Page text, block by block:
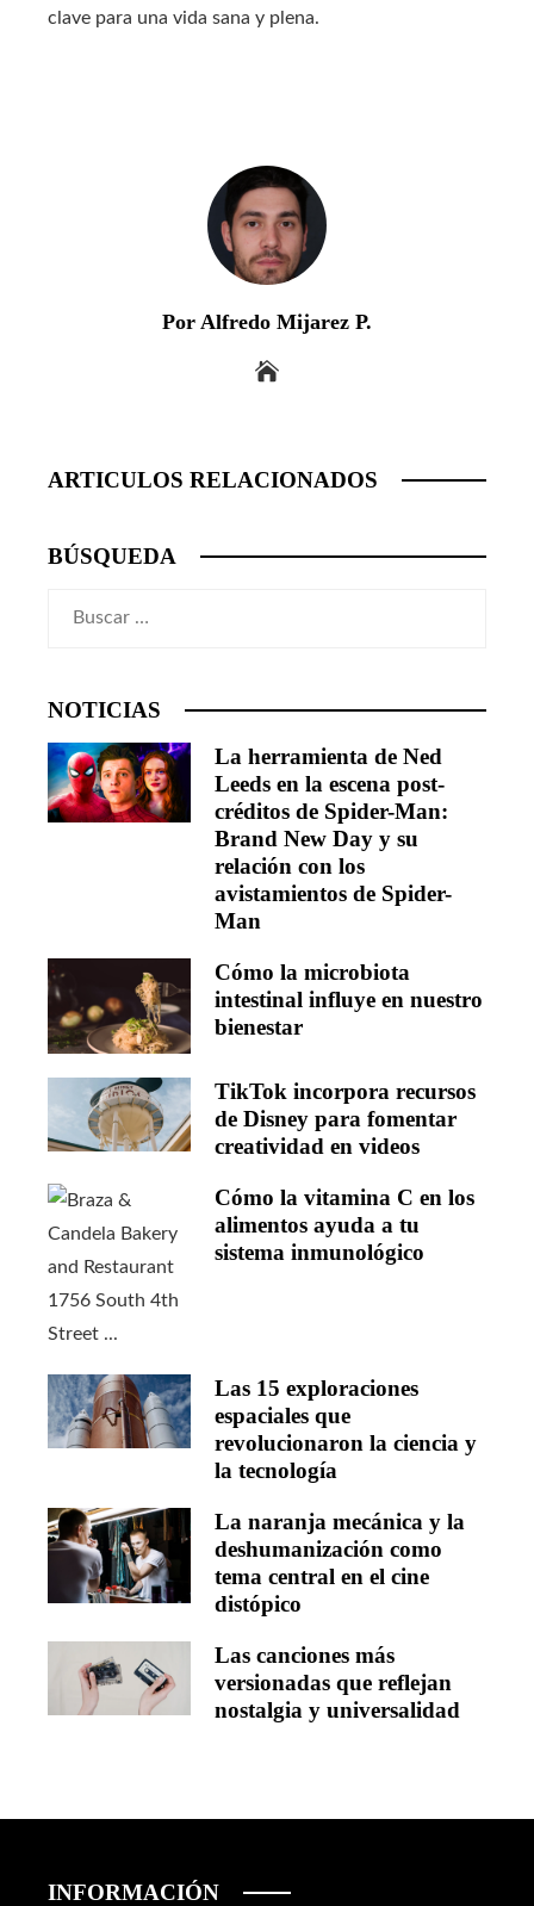
clave para una vida sana y plena.
Por Alfredo Mijarez P.
ARTICULOS RELACIONADOS
BÚSQUEDA
NOTICIAS
La herramienta de Ned
Leeds en la escena post-
créditos de Spider-Man:
Brand New Day y su
relación con los
avistamientos de Spider-
Man
Cómo la microbiota
intestinal influye en nuestro
bienestar
TikTok incorpora recursos
de Disney para fomentar
creatividad en videos
Cómo la vitamina C en los
alimentos ayuda a tu
sistema inmunológico
Las 15 exploraciones
espaciales que
revolucionaron la ciencia y
la tecnología
La naranja mecánica y la
deshumanización como
tema central en el cine
distópico
Las canciones más
versionadas que reflejan
nostalgia y universalidad
INFORMACIÓN